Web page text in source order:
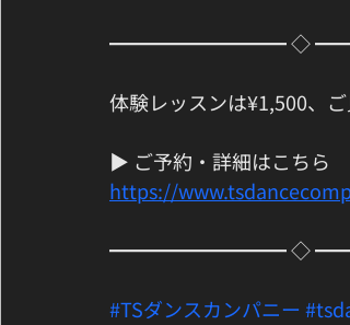
━━━━━━━━━ ◇
体験レッスンは¥1,500、
▶ ご予約・詳細はこちら
https://
━━━━━━━━━ ◇
#TSダンスカンパニー